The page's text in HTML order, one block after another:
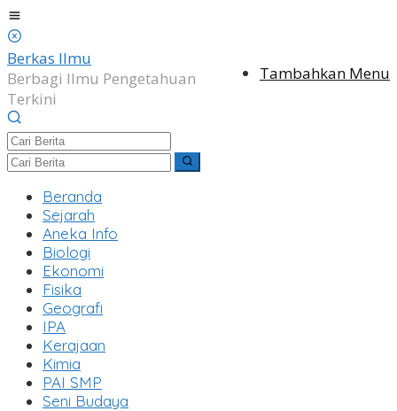
Lewati
ke
konten
Tambahkan Menu
Berkas Ilmu
Berbagi Ilmu Pengetahuan
Terkini
Beranda
Sejarah
Aneka Info
Biologi
Ekonomi
Fisika
Geografi
IPA
Kerajaan
Kimia
PAI SMP
Seni Budaya